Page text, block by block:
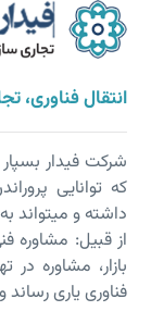
انتقال فناوری،
شرکت فیدار
که توانایی
داشته و می­تواند
از قبیل: مشاوره
بازار، مشاوره
فناوری یاری رساند